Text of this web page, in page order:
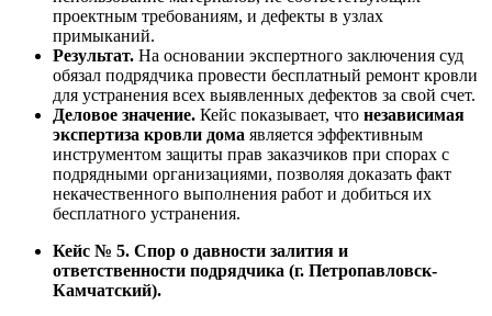
проектным требованиям, и дефекты в узлах
примыканий.
Результат. На основании экспертного заключения суд
обязал подрядчика провести бесплатный ремонт кровли
для устранения всех выявленных дефектов за свой счет.
Деловое значение. Кейс показывает, что независимая
экспертиза кровли дома является эффективным
инструментом защиты прав заказчиков при спорах с
подрядными организациями, позволяя доказать факт
некачественного выполнения работ и добиться их
бесплатного устранения.
Кейс № 5. Спор о давности залития и
ответственности подрядчика (г. Петропавловск-
Камчатский).